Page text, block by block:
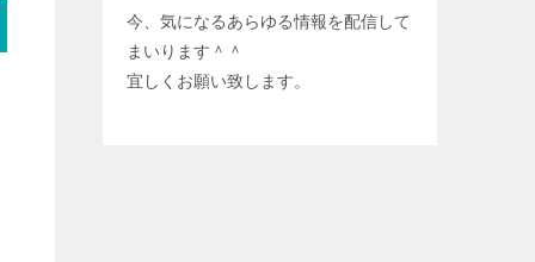
今、気になるあらゆる情報を配信して
まいります＾＾
宜しくお願い致します。